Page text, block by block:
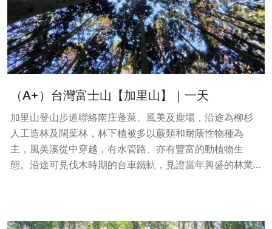
（A+）台灣富士山【加里山】｜一天
加里山登山步道聯絡南庄蓬萊、風美及鹿場，沿途為柳杉
人工造林及闊葉林，林下植被多以蕨類和耐蔭性物種為
主，風美溪從中穿越，有水管路、亦有豐富的動植物生
態。沿途可見伐木時期的台車鐵軌，見證當年興盛的林業...